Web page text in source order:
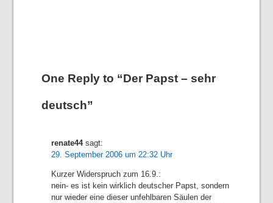
One Reply to “Der Papst – sehr
deutsch”
renate44 sagt:
29. September 2006 um 22:32 Uhr
Kurzer Widerspruch zum 16.9.:
nein- es ist kein wirklich deutscher Papst, sondern
nur wieder eine dieser unfehlbaren Säulen der